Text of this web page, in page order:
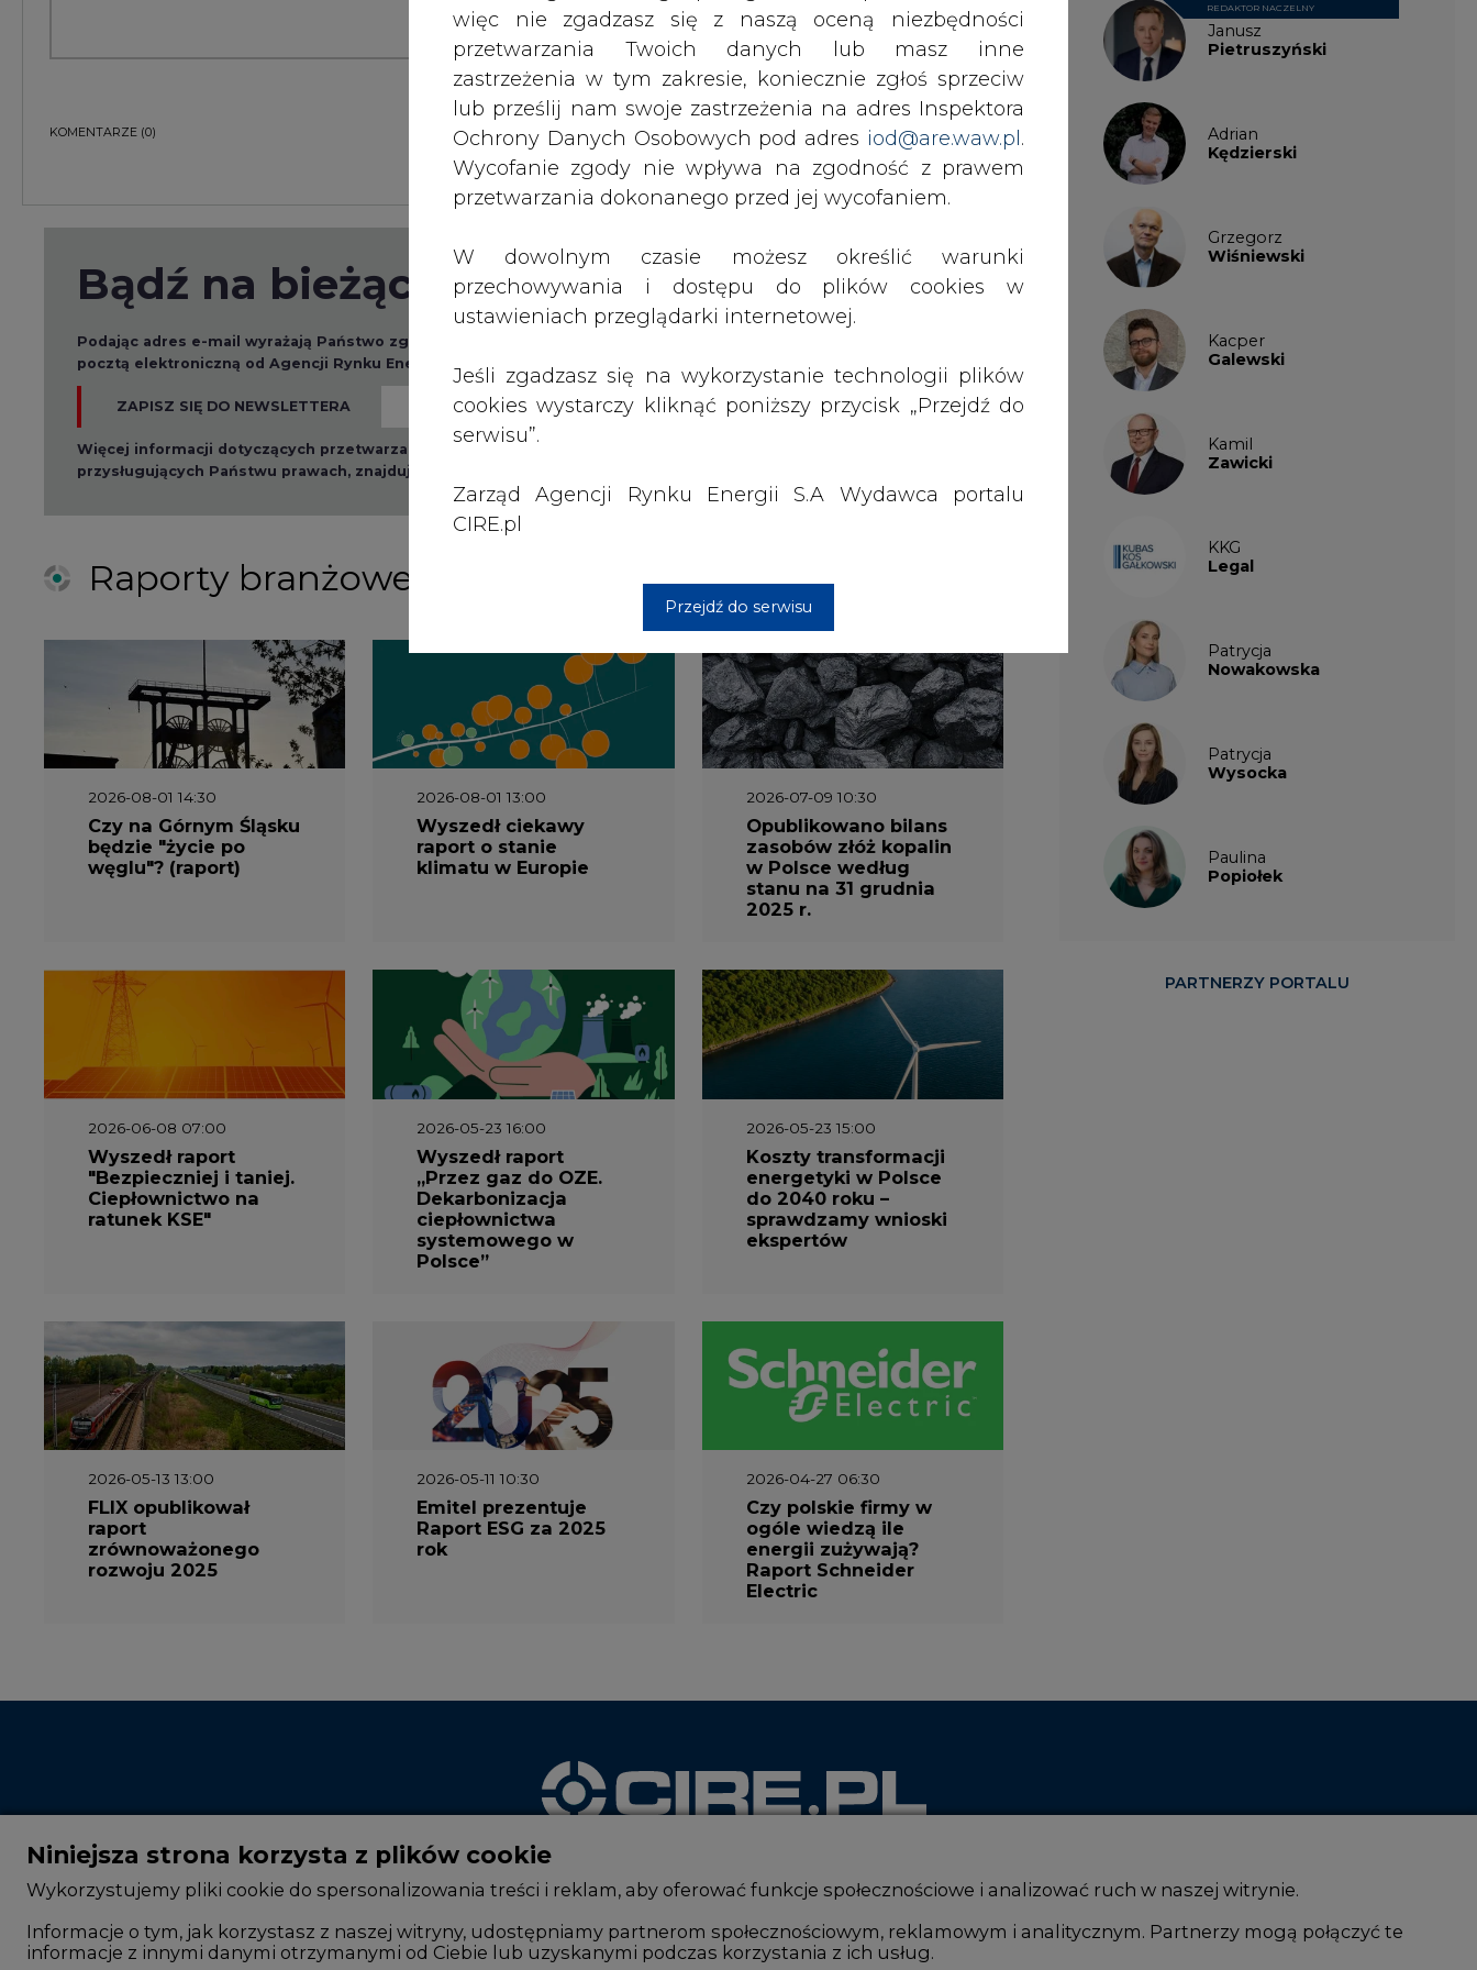
więc nie zgadzasz się z naszą oceną niezbędności
przetwarzania Twoich danych lub masz inne
zastrzeżenia w tym zakresie, koniecznie zgłoś sprzeciw
lub prześlij nam swoje zastrzeżenia na adres Inspektora
Ochrony Danych Osobowych pod adres iod@are.waw.pl .
Wycofanie zgody nie wpływa na zgodność z prawem
przetwarzania dokonanego przed jej wycofaniem.
W dowolnym czasie możesz określić warunki
przechowywania i dostępu do plików cookies w
ustawieniach przeglądarki internetowej.
Jeśli zgadzasz się na wykorzystanie technologii plików
cookies wystarczy kliknąć poniższy przycisk „Przejdź do
serwisu”.
Zarząd Agencji Rynku Energii S.A Wydawca portalu
CIRE.pl
Przejdź do serwisu
wyślij
KOMENTARZE (0)
Bądź na bieżąco
Podając adres e-mail wyrażają Państwo zgodę na otrzymywanie treści marketingowych w postaci newslettera
pocztą elektroniczną od Agencji Rynku Energii S.A z siedzibą w Warszawie.
ZAPISZ SIĘ DO NEWSLETTERA
Więcej informacji dotyczących przetwarzania przez nas Państwa danych osobowych, w tym informacje o
przysługujących Państwu prawach, znajduje się w
Raporty branżowe
2026-08-01 14:30
Czy na Górnym Śląsku
będzie "życie po
węglu"? (raport)
2026-08-01 13:00
Wyszedł ciekawy
raport o stanie
klimatu w Europie
2026-07-09 10:30
Opublikowano bilans
zasobów złóż kopalin
w Polsce według
stanu na 31 grudnia
2025 r.
2026-06-08 07:00
Wyszedł raport
"Bezpieczniej i taniej.
Ciepłownictwo na
ratunek KSE"
2026-05-23 16:00
Wyszedł raport
„Przez gaz do OZE.
Dekarbonizacja
ciepłownictwa
systemowego w
Polsce”
2026-05-23 15:00
Koszty transformacji
energetyki w Polsce
do 2040 roku –
sprawdzamy wnioski
ekspertów
2026-05-13 13:00
FLIX opublikował
raport
zrównoważonego
rozwoju 2025
2026-05-11 10:30
Emitel prezentuje
Raport ESG za 2025
rok
2026-04-27 06:30
Czy polskie firmy w
ogóle wiedzą ile
energii zużywają?
Raport Schneider
Electric
Janusz
Pietruszyński
REDAKTOR NACZELNY
Adrian
Kędzierski
Grzegorz
Wiśniewski
Kacper
Galewski
Kamil
Zawicki
KKG
Legal
Patrycja
Nowakowska
Patrycja
Wysocka
Paulina
Popiołek
PARTNERZY PORTALU
CIRE - kim jesteśmy Rok 2025 na CIRE Zmiany kadrowe na rynku Innowacje i AI
Niniejsza strona korzysta z plików cookie
Wykorzystujemy pliki cookie do spersonalizowania treści i reklam, aby oferować funkcje społecznościowe i analizować ruch w naszej witrynie.
Informacje o tym, jak korzystasz z naszej witryny, udostępniamy partnerom społecznościowym, reklamowym i analitycznym. Partnerzy mogą połączyć te
informacje z innymi danymi otrzymanymi od Ciebie lub uzyskanymi podczas korzystania z ich usług.